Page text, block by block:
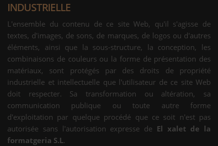
INDUSTRIELLE
L'ensemble du contenu de ce site Web, qu'il s'agisse de
textes, d'images, de sons, de marques, de logos ou d'autres
éléments, ainsi que la sous-structure, la conception, les
combinaisons de couleurs ou la forme de présentation des
matériaux, sont protégés par des droits de propriété
industrielle et intellectuelle que l'utilisateur de ce site Web
doit respecter. Sa transformation ou altération, sa
communication publique ou toute autre forme
d'exploitation par quelque procédé que ce soit n'est pas
autorisée sans l'autorisation expresse de El xalet de la
formatgeria S.L.